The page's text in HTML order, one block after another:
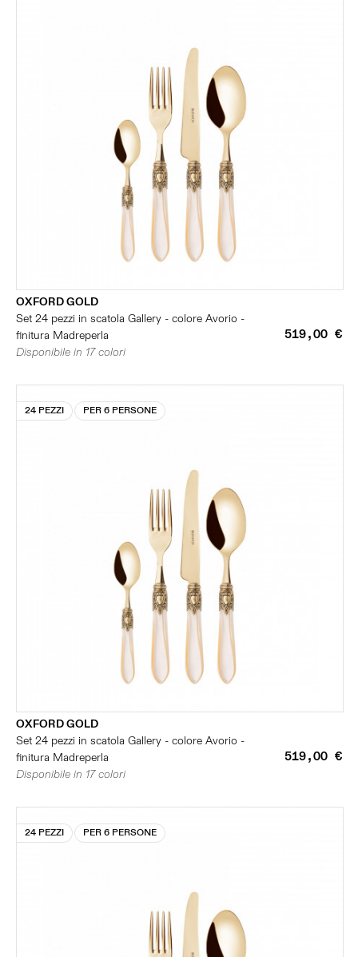
OXFORD GOLD
Set 24 pezzi in scatola Gallery - colore Avorio -
finitura Madreperla
519,00 €
Disponibile in 17 colori
24 PEZZI PER 6 PERSONE
OXFORD GOLD
Set 24 pezzi in scatola Gallery - colore Avorio -
finitura Madreperla
519,00 €
Disponibile in 17 colori
24 PEZZI PER 6 PERSONE